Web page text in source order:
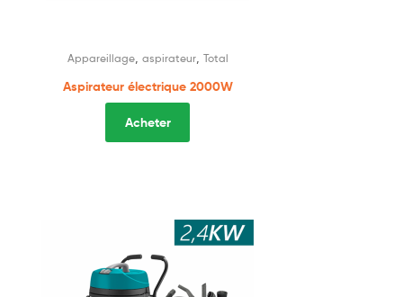
Appareillage, aspirateur, Total
Aspirateur électrique 2000W
Acheter